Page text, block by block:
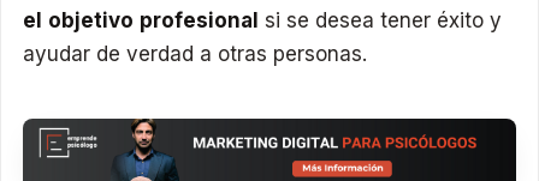
el objetivo profesional si se desea tener éxito y
ayudar de verdad a otras personas.